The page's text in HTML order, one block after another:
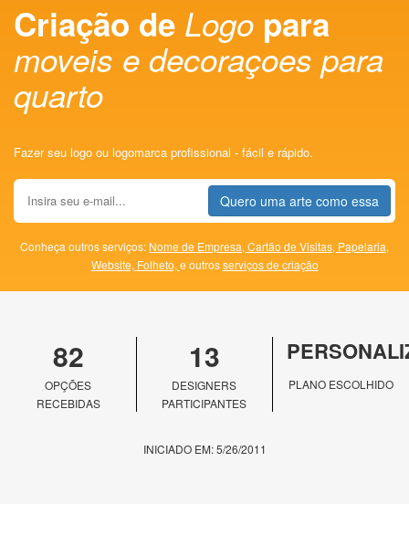
Criação de Logo para
moveis e decoraçoes para
quarto
Fazer seu logo ou logomarca profissional - fácil e rápido.
Quero uma arte como essa
Conheça outros serviços: Nome de Empresa, Cartão de Visitas, Papelaria,
Website, Folheto, e outrosserviços de criação
82
OPÇÕES
RECEBIDAS
13
DESIGNERS
PARTICIPANTES
PLANO ESCOLHIDO
INICIADO EM: 5/26/2011